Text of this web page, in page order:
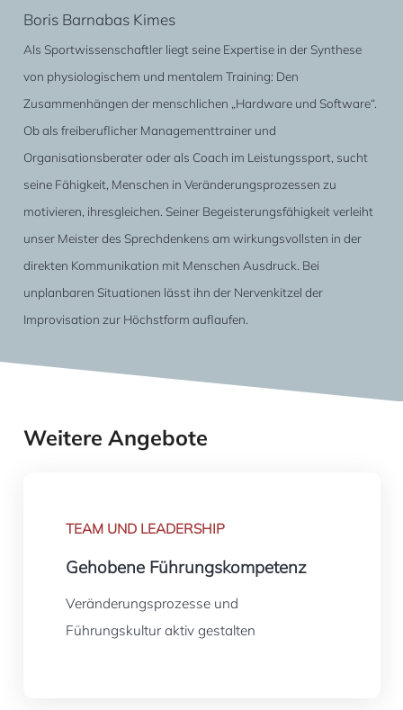
Boris Barnabas Kimes
Als Sportwissenschaftler liegt seine Expertise in der Synthese
von physiologischem und mentalem Training: Den
Zusammenhängen der menschlichen „Hardware und Software“.
Ob als freiberuflicher Managementtrainer und
Organisationsberater oder als Coach im Leistungssport, sucht
seine Fähigkeit, Menschen in Veränderungsprozessen zu
motivieren, ihresgleichen. Seiner Begeisterungsfähigkeit verleiht
unser Meister des Sprechdenkens am wirkungsvollsten in der
direkten Kommunikation mit Menschen Ausdruck. Bei
unplanbaren Situationen lässt ihn der Nervenkitzel der
Improvisation zur Höchstform auflaufen.
Weitere Angebote
TEAM UND LEADERSHIP
Gehobene Führungskompetenz
Veränderungsprozesse und
Führungskultur aktiv gestalten